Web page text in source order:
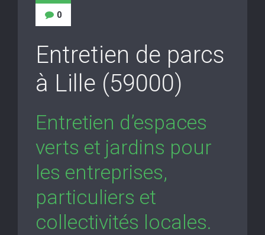
0
Entretien de parcs
à Lille (59000)
Entretien d’espaces
verts et jardins pour
les entreprises,
particuliers et
collectivités locales.